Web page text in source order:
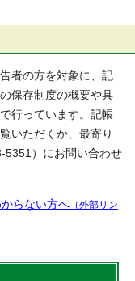
者の方を対象に、記
保存制度の概要や具
行っています。記帳
いただくか、最寄り
5351）にお問い合わせ
らない方へ （外部リン